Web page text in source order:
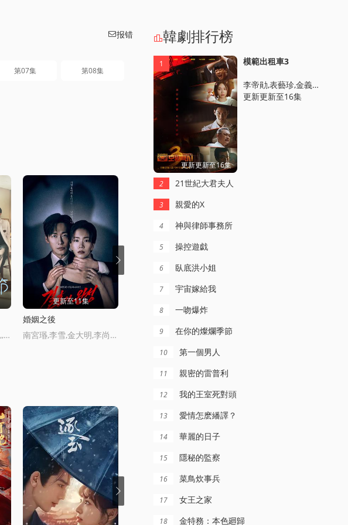
报错
第07集 第08集
徐智勛,,,囌珠妍,,,金旻奎,,,薑惠元,,,尹賢秀,,,吳裕珍
更新至11集
婚姻之後
南宮瑉,李雪,金大明,李尚熙,樸炳垠
金高銀,安普賢,李侑菲,樸智賢
韓劇排行榜
更新更新至16集
1 模範出租車3
李帝勛,表藝珍,金義城,張赫鎮,裴侑藍,笠松將
更新更新至16集
2 21世紀大君夫人
3 親愛的X
4 神與律師事務所
5 操控遊戯
6 臥底洪小姐
7 宇宙嫁給我
8 一吻爆炸
9 在你的燦爛季節
10 第一個男人
11 親密的雷普利
12 我的王室死對頭
13 愛情怎麽繙譯？
14 華麗的日子
15 隱秘的監察
16 菜鳥炊事兵
17 女王之家
18 金特務：本色廻歸